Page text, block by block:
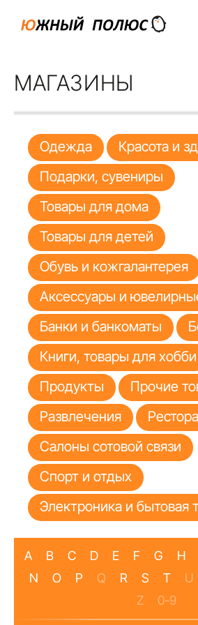
МАГАЗИНЫ
Одежда
Красота и
Подарки, сувениры
Товары для дома
Товары для детей
Обувь и кожгалантерея
Аксессуары и
Банки и банкоматы
Книги, товары для хобби
Продукты
Прочие
Развлечения
Салоны сотовой связи
Спорт и отдых
Электроника и бытовая
A B C D E F G H
N
O P Q R S T U
Z
0-9